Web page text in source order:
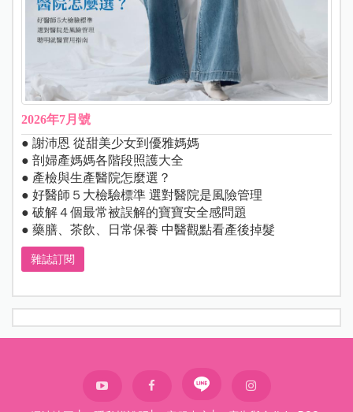
2026年7月號
● 謝沛恩 從甜美少女到優雅媽媽
● 剖婦產媽媽各階段照護大全
● 產檢與生產醫院怎麼選？
● 好醫師５大檢驗標準 選對醫院是風險管理
● 破解４個最常被誤解的寶寶安全感問題
● 藥膳、茶飲、日常保養 中醫觀點看產後掉髮
雜誌訂閱